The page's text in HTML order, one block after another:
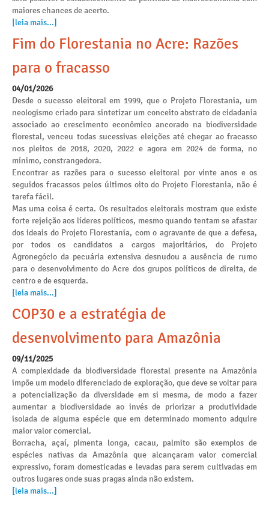
maiores chances de acerto.
[leia mais...]
Fim do Florestania no Acre: Razões
para o fracasso
04/01/2026
Desde o sucesso eleitoral em 1999, que o Projeto Florestania, um
neologismo criado para sintetizar um conceito abstrato de cidadania
associado ao crescimento econômico ancorado na biodiversidade
florestal, venceu todas sucessivas eleições até chegar ao fracasso
nos pleitos de 2018, 2020, 2022 e agora em 2024 de forma, no
mínimo, constrangedora.
Encontrar as razões para o sucesso eleitoral por vinte anos e os
seguidos fracassos pelos últimos oito do Projeto Florestania, não é
tarefa fácil.
Mas uma coisa é certa. Os resultados eleitorais mostram que existe
forte rejeição aos líderes políticos, mesmo quando tentam se afastar
dos ideais do Projeto Florestania, com o agravante de que a defesa,
por todos os candidatos a cargos majoritários, do Projeto
Agronegócio da pecuária extensiva desnudou a ausência de rumo
para o desenvolvimento do Acre dos grupos políticos de direita, de
centro e de esquerda.
[leia mais...]
COP30 e a estratégia de
desenvolvimento para Amazônia
09/11/2025
A complexidade da biodiversidade florestal presente na Amazônia
impõe um modelo diferenciado de exploração, que deve se voltar para
a potencialização da diversidade em si mesma, de modo a fazer
aumentar a biodiversidade ao invés de priorizar a produtividade
isolada de alguma espécie que em determinado momento adquire
maior valor comercial.
Borracha, açaí, pimenta longa, cacau, palmito são exemplos de
espécies nativas da Amazônia que alcançaram valor comercial
expressivo, foram domesticadas e levadas para serem cultivadas em
outros lugares onde suas pragas ainda não existem.
[leia mais...]